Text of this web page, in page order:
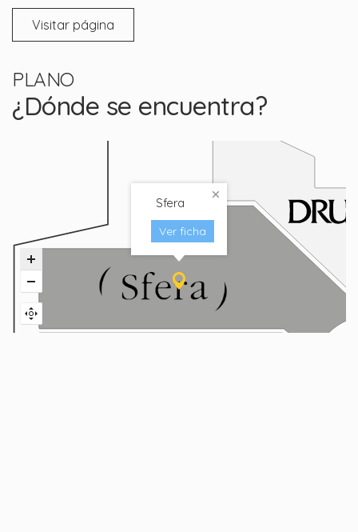
Visitar página
PLANO
¿Dónde se encuentra?
Sfera
Ver ficha